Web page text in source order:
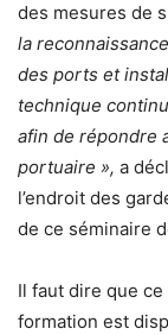
des mesures de
la
des ports et
technique
afin de répondre
portuaire », a
l’endroit des
de ce séminaire
Il faut dire que ce
formation est